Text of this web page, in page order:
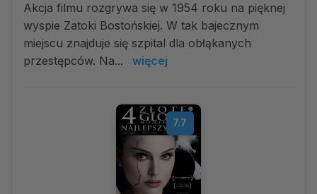
Akcja filmu rozgrywa się w 1954 roku na pięknej
wyspie Zatoki Bostońskiej. W tak bajecznym
miejscu znajduje się szpital dla obłąkanych
przestępców. Na...
więcej
7.7